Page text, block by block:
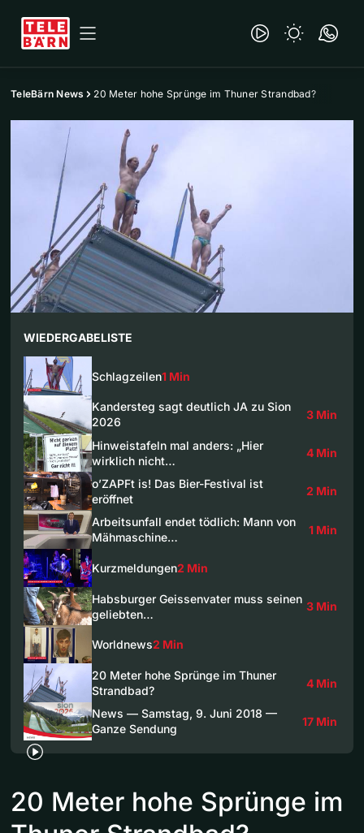
TeleBärn News 20 Meter hohe Sprünge im Thuner Strandbad?
WIEDERGABELISTE
Schlagzeilen1 Min
Kandersteg sagt deutlich JA zu Sion
2026
3 Min
Hinweistafeln mal anders: „Hier
wirklich nicht…
4 Min
o’ZAPFt is! Das Bier-Festival ist
eröffnet
2 Min
Arbeitsunfall endet tödlich: Mann von
Mähmaschine…
1 Min
Kurzmeldungen2 Min
Habsburger Geissenvater muss seinen
geliebten…
3 Min
Worldnews2 Min
20 Meter hohe Sprünge im Thuner
Strandbad?
4 Min
News — Samstag, 9. Juni 2018 —
Ganze Sendung
17 Min
20 Meter hohe Sprünge im